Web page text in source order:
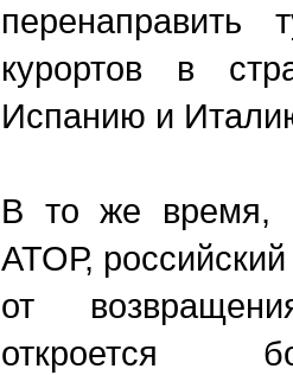
перенаправить
курортов в
Испанию и
В то же время,
АТОР,
от
откроется